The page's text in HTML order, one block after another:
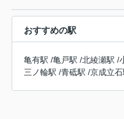
おすすめの駅
亀有駅 /亀戸駅 /北綾瀬駅 /
三ノ輪駅 /青砥駅 /京成立石